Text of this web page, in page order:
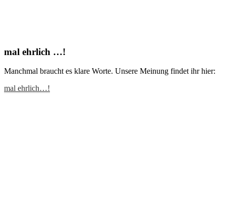
mal ehrlich …!
Manchmal braucht es klare Worte. Unsere Meinung findet ihr hier:
mal ehrlich…!